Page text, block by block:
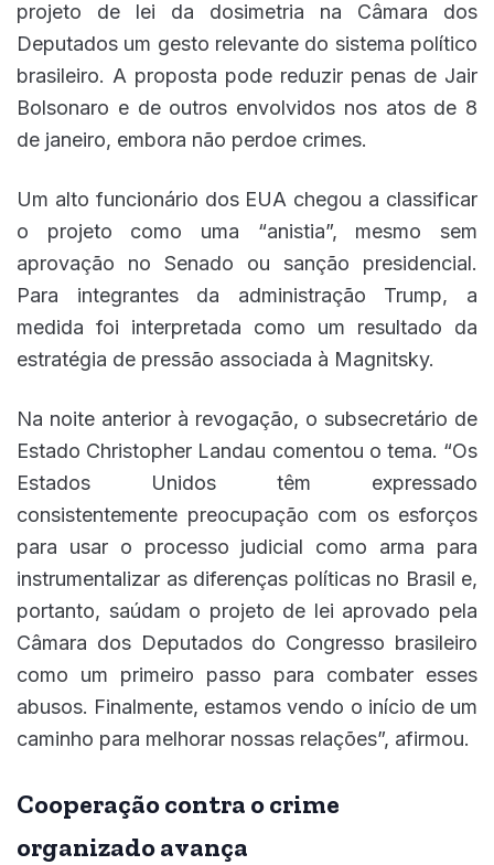
projeto de lei da dosimetria na Câmara dos
Deputados um gesto relevante do sistema político
brasileiro. A proposta pode reduzir penas de Jair
Bolsonaro e de outros envolvidos nos atos de 8
de janeiro, embora não perdoe crimes.
Um alto funcionário dos EUA chegou a classificar
o projeto como uma “anistia”, mesmo sem
aprovação no Senado ou sanção presidencial.
Para integrantes da administração Trump, a
medida foi interpretada como um resultado da
estratégia de pressão associada à Magnitsky.
Na noite anterior à revogação, o subsecretário de
Estado Christopher Landau comentou o tema. “Os
Estados Unidos têm expressado
consistentemente preocupação com os esforços
para usar o processo judicial como arma para
instrumentalizar as diferenças políticas no Brasil e,
portanto, saúdam o projeto de lei aprovado pela
Câmara dos Deputados do Congresso brasileiro
como um primeiro passo para combater esses
abusos. Finalmente, estamos vendo o início de um
caminho para melhorar nossas relações”, afirmou.
Cooperação contra o crime
organizado avança